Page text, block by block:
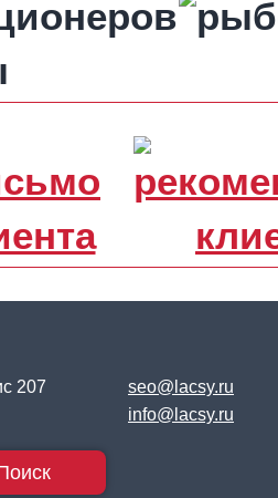
207
seo@lacsy.ru
info@lacsy.ru